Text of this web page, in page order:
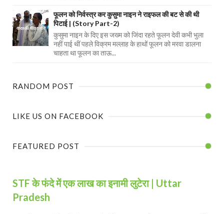
फूलन को निर्वस्त्र कर कुसुमा नाइन ने राइफल की बट से की थी
पिटाई | (Story Part-2)
कुसुमा नाइन के दिए इस जख्म को जिंदा रहते फूलन देवी कभी भुला
नहीं पाई थीं पहले विक्रम मल्लाह के हाथों फूलन को मरवा डालना
चाहता था फूलन का ताऊ...
RANDOM POST
LIKE US ON FACEBOOK
FEATURED POST
STF के फंदे में एक लाख का इनामी लुटेरा | Uttar
Pradesh